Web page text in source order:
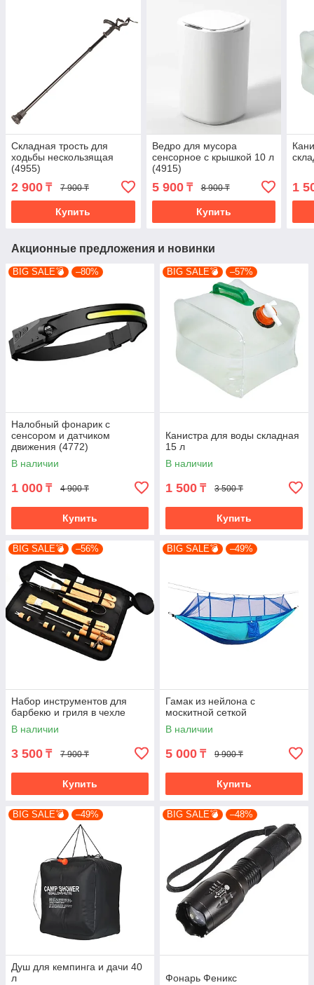
Складная трость для
ходьбы нескользящая
(4955)
2 900 ₸ 7 900 ₸
Купить
Ведро для мусора
cенсорное с крышкой 10 л
(4915)
5 900₸ 8 900 ₸
Купить
1
Акционные предложения и новинки
BIG SALE💣 –80%
Налобный фонарик с
сенсором и датчиком
движения (4772)
В наличии
1 000 ₸ 4 900 ₸
Купить
BIG SALE💣 –57%
Канистра для воды складная
15 л
В наличии
1 500 ₸ 3 500 ₸
Купить
BIG SALE💣 –56%
Набор инструментов для
барбекю и гриля в чехле
В наличии
3 500 ₸ 7 900 ₸
Купить
BIG SALE💣 –49%
Гамак из нейлона с
москитной сеткой
В наличии
5 000 ₸ 9 900 ₸
Купить
BIG SALE💣 –49%
Душ для кемпинга и дачи 40
л
BIG SALE💣 –48%
Фонарь Феникс